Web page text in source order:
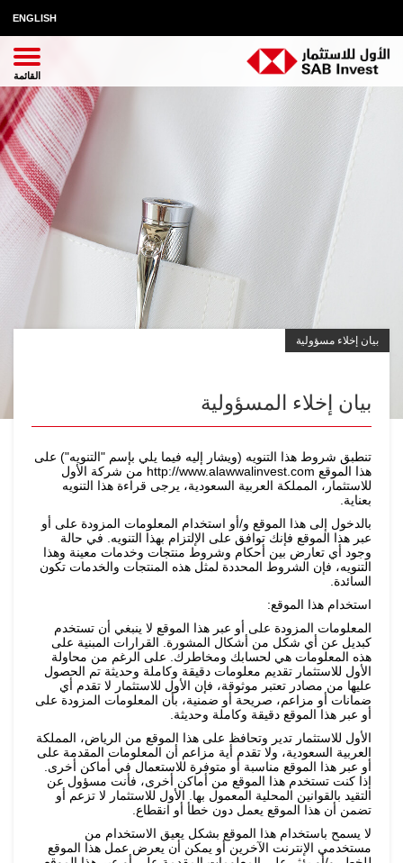
ENGLISH
بيان إخلاء مسؤولية
بيان إخلاء المسؤولية
تنطبق شروط هذا التنويه (ويشار إليه فيما يلي بإسم "التنويه") على
هذا الموقع http://www.alawwalinvest.com من شركة الأول
للاستثمار، المملكة العربية السعودية، يرجى قراءة هذا التنويه
بعناية.
بالدخول إلى هذا الموقع و/أو استخدام المعلومات المزودة على أو
عبر هذا الموقع فإنك توافق على الإلتزام بهذا التنويه. في حالة
وجود أي تعارض بين أحكام وشروط منتجات وخدمات معينة وهذا
التنويه، فإن الشروط المحددة لمثل هذه المنتجات والخدمات تكون
السائدة.
استخدام هذا الموقع:
المعلومات المزودة على أو عبر هذا الموقع لا ينبغي أن تستخدم
كبديل عن أي شكل من أشكال المشورة. القرارات المبنية على
هذه المعلومات هي لحسابك ومخاطرك. على الرغم من محاولة
الأول للاستثمار تقديم معلومات دقيقة وكاملة وحديثة تم الحصول
عليها من مصادر تعتبر موثوقة، فإن الأول للاستثمار لا تقدم أي
ضمانات أو مزاعم، صريحة أو ضمنية، بأن المعلومات المزودة على
أو عبر هذا الموقع دقيقة وكاملة وحديثة.
الأول للاستثمار تدير وتحافظ على هذا الموقع من الرياض، المملكة
العربية السعودية، ولا تقدم أية مزاعم أن المعلومات المقدمة على
أو عبر هذا الموقع مناسبة أو متوفرة للاستعمال في أماكن أخرى.
إذا كنت تستخدم هذا الموقع من أماكن أخرى، فأنت مسؤول عن
التقيد بالقوانين المحلية المعمول بها. الأول للاستثمار لا تزعم أو
تضمن أن هذا الموقع يعمل دون خطأ أو انقطاع.
لا يسمح باستخدام هذا الموقع بشكل يعيق الاستخدام من
مستخدمي الإنترنت الآخرين أو يمكن أن يعرض عمل هذا الموقع